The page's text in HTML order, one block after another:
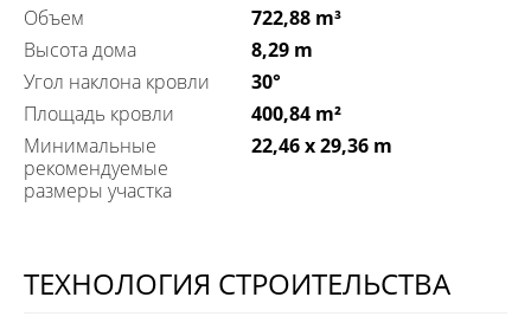
Объем
722,88 m³
Высота дома
8,29 m
Угол наклона кровли
30°
Площадь кровли
400,84 m²
Минимальные
рекомендуемые
размеры участка
22,46 x 29,36 m
ТЕХНОЛОГИЯ СТРОИТЕЛЬСТВА